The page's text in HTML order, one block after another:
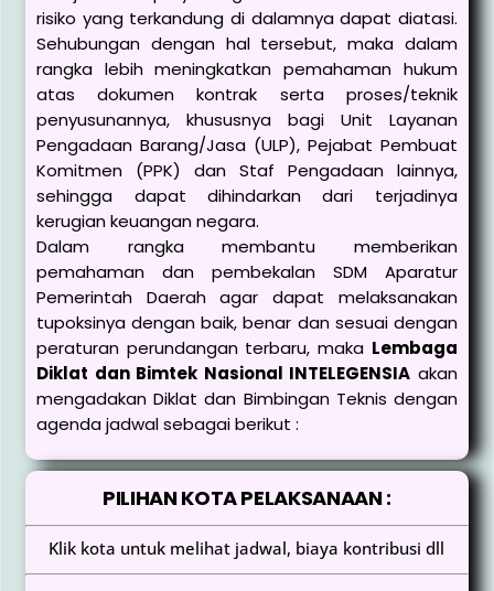
risiko yang terkandung di dalamnya dapat diatasi.
Sehubungan dengan hal tersebut, maka dalam
rangka lebih meningkatkan pemahaman hukum
atas dokumen kontrak serta proses/teknik
penyusunannya, khususnya bagi Unit Layanan
Pengadaan Barang/Jasa (ULP), Pejabat Pembuat
Komitmen (PPK) dan Staf Pengadaan lainnya,
sehingga dapat dihindarkan dari terjadinya
kerugian keuangan negara.
Dalam rangka membantu memberikan
pemahaman dan pembekalan SDM Aparatur
Pemerintah Daerah agar dapat melaksanakan
tupoksinya dengan baik, benar dan sesuai dengan
peraturan perundangan terbaru, maka Lembaga
Diklat dan Bimtek Nasional INTELEGENSIA akan
mengadakan Diklat dan Bimbingan Teknis dengan
agenda jadwal sebagai berikut :
PILIHAN KOTA PELAKSANAAN :
Klik kota untuk melihat jadwal, biaya kontribusi dll